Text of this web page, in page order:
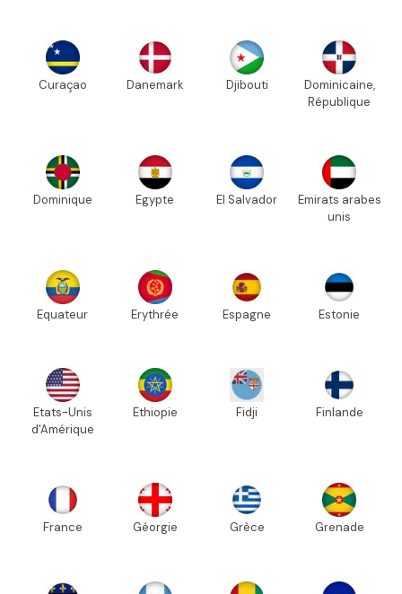
Curaçao Danemark Djibouti
Dominicaine,
République
Dominique Egypte El Salvador
Emirats arabes
unis
Equateur Erythrée Espagne Estonie
Etats-Unis
d'Amérique
Ethiopie Fidji Finlande
France Géorgie Grèce Grenade